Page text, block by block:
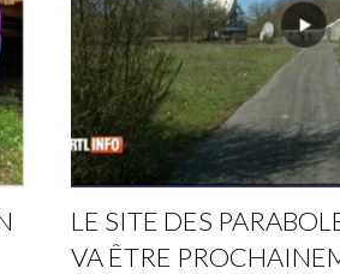
LE SITE DES
VA ÊTRE